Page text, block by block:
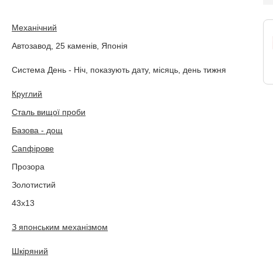
Механічний
Автозавод, 25 каменів, Японія
Система День - Ніч, показують дату, місяць, день тижня
Круглий
Сталь вищої проби
Базова - дощ
Сапфірове
Прозора
Золотистий
43х13
З японським механізмом
Шкіряний